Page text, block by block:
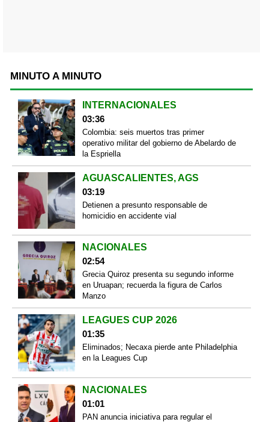
MINUTO A MINUTO
INTERNACIONALES
03:36
Colombia: seis muertos tras primer
operativo militar del gobierno de Abelardo de
la Espriella
AGUASCALIENTES, AGS
03:19
Detienen a presunto responsable de
homicidio en accidente vial
NACIONALES
02:54
Grecia Quiroz presenta su segundo informe
en Uruapan; recuerda la figura de Carlos
Manzo
LEAGUES CUP 2026
01:35
Eliminados; Necaxa pierde ante Philadelphia
en la Leagues Cup
NACIONALES
01:01
PAN anuncia iniciativa para regular el